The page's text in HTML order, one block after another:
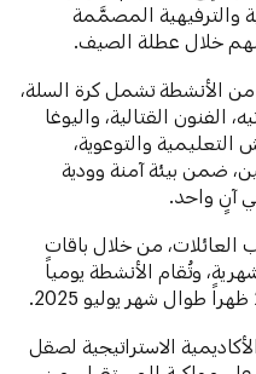
والترفيهية المصمَّمة
خلال عطلة الصيف.
الأنشطة تشمل كرة السلة،
الفنون القتالية، واليوغا
التعليمية والتوعوية،
ضمن بيئة آمنة وودية
آنٍ واحد.
العائلات، من خلال باقات
وتُقام الأنشطة يومياً
الاستراتيجية لصقل